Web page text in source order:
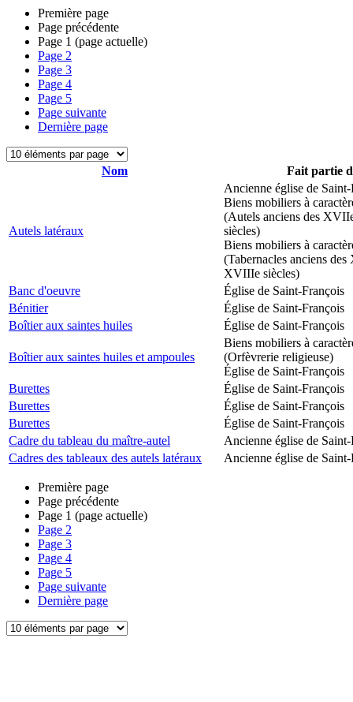
Première page
Page précédente
Page 1 (page actuelle)
Page 2
Page 3
Page 4
Page 5
Page suivante
Dernière page
Nom Fait partie
Autels latéraux
Ancienne église de Saint-
Biens mobiliers à
(Autels anciens des
siècles)
Biens mobiliers à
(Tabernacles anciens
XVIIIe siècles)
Banc d'oeuvre
Église de Saint-François
Bénitier
Église de Saint-François
Boîtier aux saintes huiles
Église de Saint-François
Boîtier aux saintes huiles et ampoules
Biens mobiliers à
(Orfèvrerie religieuse)
Église de Saint-François
Burettes
Église de Saint-François
Burettes
Église de Saint-François
Burettes
Église de Saint-François
Cadre du tableau du maître-autel
Ancienne église de Saint-
Cadres des tableaux des autels latéraux
Ancienne église de Saint-
Première page
Page précédente
Page 1 (page actuelle)
Page 2
Page 3
Page 4
Page 5
Page suivante
Dernière page